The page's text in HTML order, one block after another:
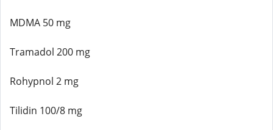
MDMA 50 mg
Tramadol 200 mg
Rohypnol 2 mg
Tilidin 100/8 mg